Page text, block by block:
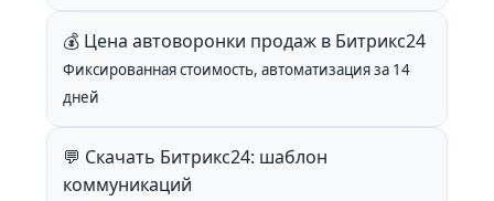
💰 Цена автоворонки продаж в Битрикс24
Фиксированная стоимость, автоматизация за 14
дней
💬 Скачать Битрикс24: шаблон
коммуникаций